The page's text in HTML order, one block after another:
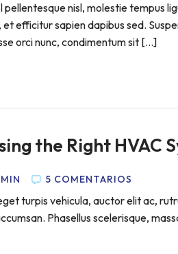
pellentesque nisl, molestie tempus
et efficitur sapien dapibus sed.
orci nunc, condimentum sit […]
the Right HVAC
5 COMENTARIOS
turpis vehicula, auctor elit ac,
Phasellus scelerisque,